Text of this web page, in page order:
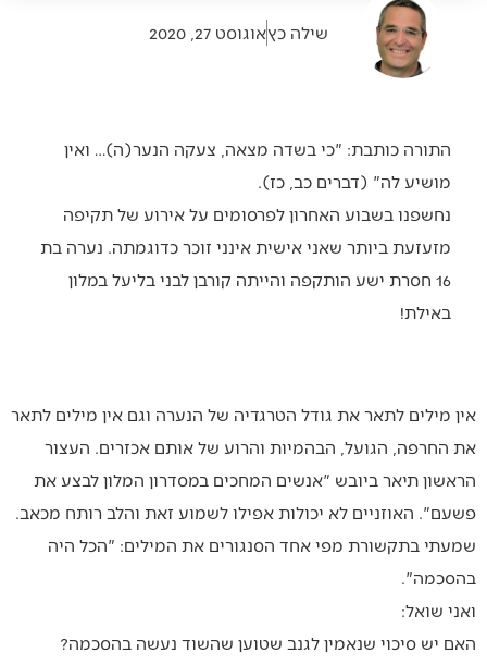
שילה כץאוגוסט 27, 2020
התורה כותבת: "כי בשדה מצאה, צעקה הנער(ה)… ואין
מושיע לה" (דברים כב, כז).
נחשפנו בשבוע האחרון לפרסומים על אירוע של תקיפה
מזעזעת ביותר שאני אישית אינני זוכר כדוגמתה. נערה בת
16 חסרת ישע הותקפה והייתה קורבן לבני בליעל במלון
באילת!
אין מילים לתאר את גודל הטרגדיה של הנערה וגם אין מילים לתאר
את החרפה, הגועל, הבהמיות והרוע של אותם אכזרים. העצור
הראשון תיאר ביובש "אנשים המחכים במסדרון המלון לבצע את
פשעם". האוזניים לא יכולות אפילו לשמוע זאת והלב רותח מכאב.
שמעתי בתקשורת מפי אחד הסנגורים את המילים: "הכל היה
בהסכמה".
ואני שואל:
האם יש סיכוי שנאמין לגנב שטוען שהשוד נעשה בהסכמה?